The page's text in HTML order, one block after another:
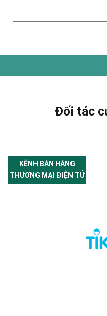
Đối tác
KÊNH BÁN HÀNG
THƯƠNG MẠI ĐIỆN TỬ